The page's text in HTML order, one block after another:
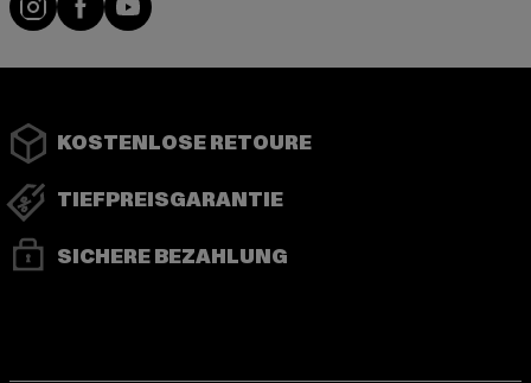
KOSTENLOSE RETOURE
TIEFPREISGARANTIE
SICHERE BEZAHLUNG